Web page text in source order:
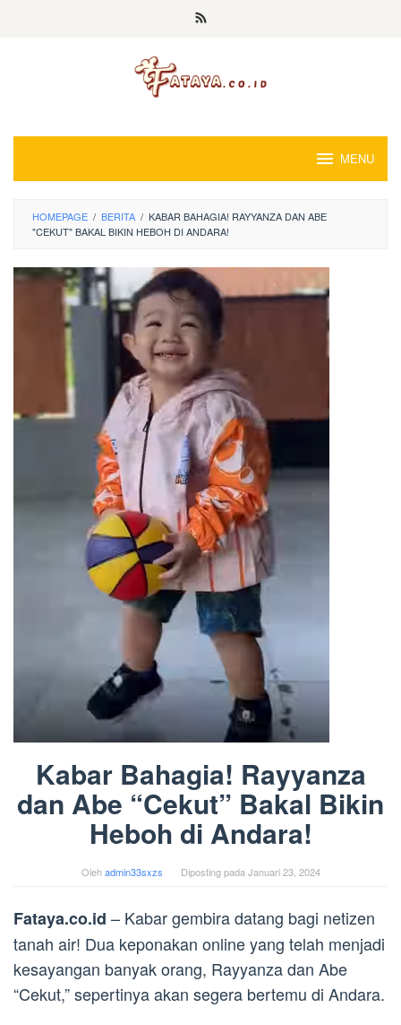
MENU
HOMEPAGE / BERITA / KABAR BAHAGIA! RAYYANZA DAN ABE
"CEKUT" BAKAL BIKIN HEBOH DI ANDARA!
Kabar Bahagia! Rayyanza
dan Abe “Cekut” Bakal Bikin
Heboh di Andara!
Olehadmin33sxzs Diposting pada Januari 23, 2024
Fataya.co.id – Kabar gembira datang bagi netizen
tanah air! Dua keponakan online yang telah menjadi
kesayangan banyak orang, Rayyanza dan Abe
“Cekut,” sepertinya akan segera bertemu di Andara.